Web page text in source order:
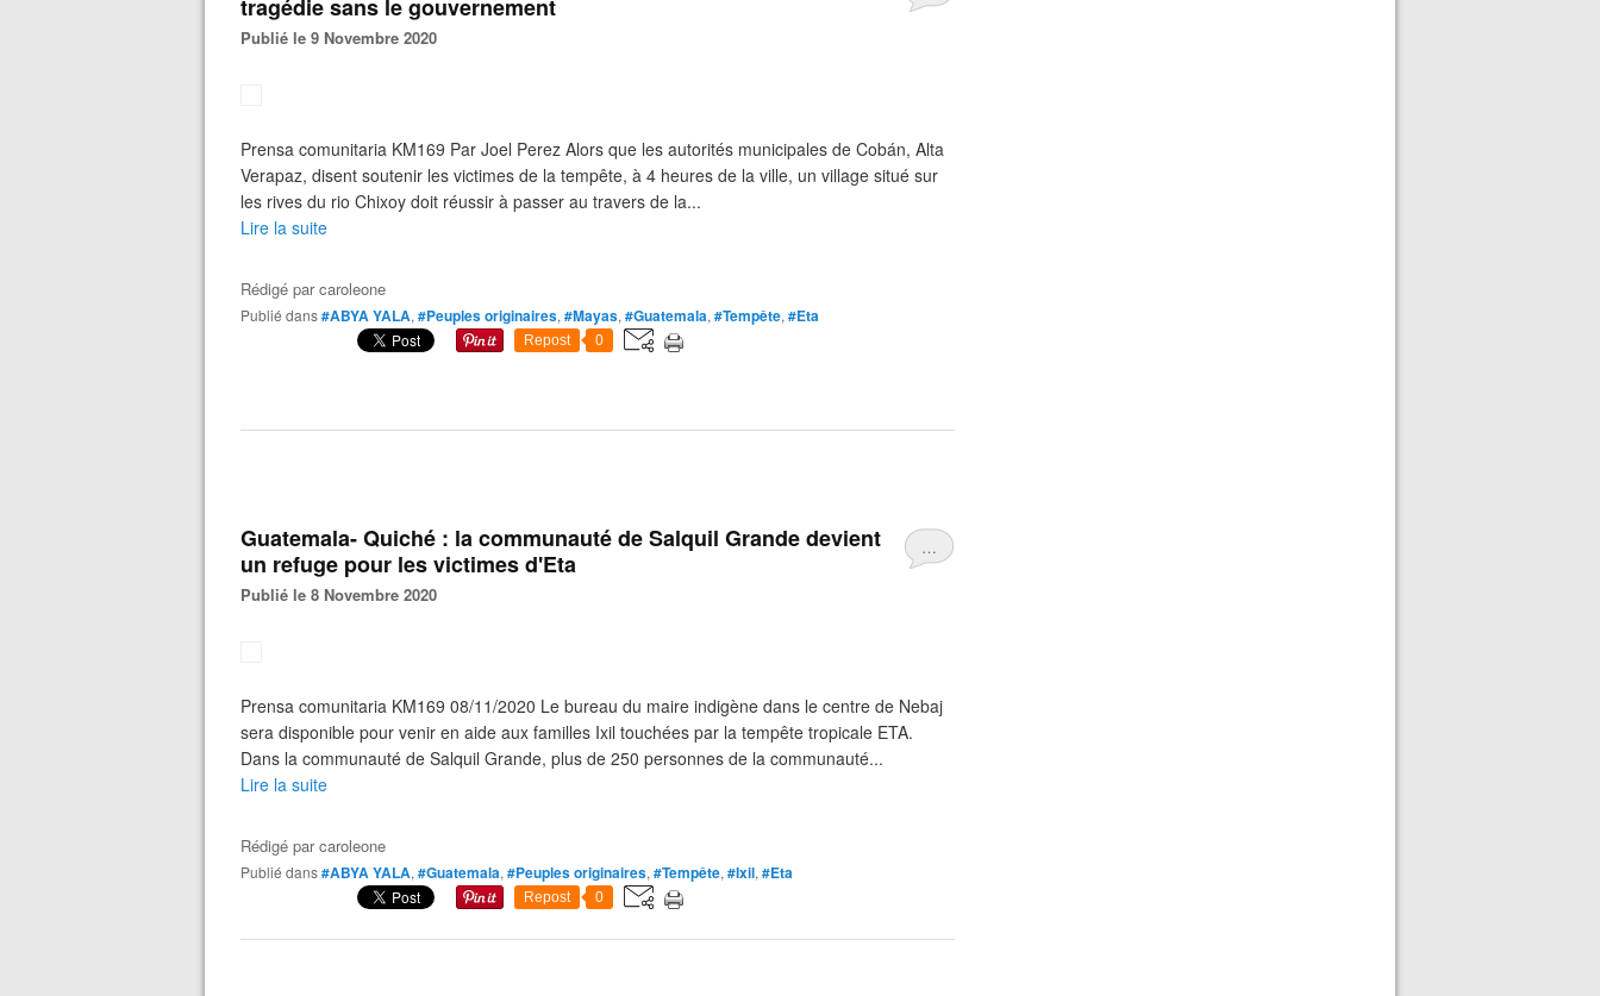
tragédie sans le gouvernement
Publié le 9 Novembre 2020
Prensa comunitaria KM169 Par Joel Perez Alors que les autorités municipales de Cobán, Alta
Verapaz, disent soutenir les victimes de la tempête, à 4 heures de la ville, un village situé sur
les rives du rio Chixoy doit réussir à passer au travers de la...
Lire la suite
Rédigé parcaroleone
Publié dans#ABYA YALA, #Peuples originaires, #Mayas, #Guatemala, #Tempête, #Eta
Repost 0
…
Guatemala- Quiché : la communauté de Salquil Grande devient
un refuge pour les victimes d'Eta
Publié le 8 Novembre 2020
Prensa comunitaria KM169 08/11/2020 Le bureau du maire indigène dans le centre de Nebaj
sera disponible pour venir en aide aux familles Ixil touchées par la tempête tropicale ETA.
Dans la communauté de Salquil Grande, plus de 250 personnes de la communauté...
Lire la suite
Rédigé parcaroleone
Publié dans#ABYA YALA, #Guatemala, #Peuples originaires, #Tempête, #Ixil, #Eta
Repost 0